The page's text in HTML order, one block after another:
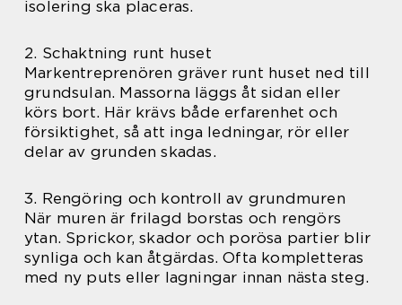
isolering ska placeras.
2. Schaktning runt huset
Markentreprenören gräver runt huset ned till
grundsulan. Massorna läggs åt sidan eller
körs bort. Här krävs både erfarenhet och
försiktighet, så att inga ledningar, rör eller
delar av grunden skadas.
3. Rengöring och kontroll av grundmuren
När muren är frilagd borstas och rengörs
ytan. Sprickor, skador och porösa partier blir
synliga och kan åtgärdas. Ofta kompletteras
med ny puts eller lagningar innan nästa steg.